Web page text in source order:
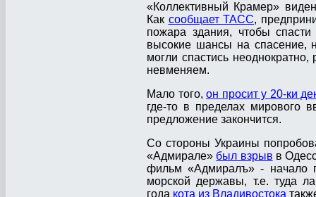
«Коллективный Крамер»
Как сообщает ТАСС,
пожара здания, чтобы
высокие шансы на спасение,
могли спастись
невменяем.
Мало того, он просит у 20-ки
где-то в пределах мирового
предложение закончится.
Со стороны Украины
«Адмирале» был взрыв в
фильм «Адмиралъ» - начало
морской державы, т.е. туда
года кота из Владивостока